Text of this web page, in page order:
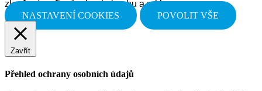
zlepšení a přizpůsobení obsahu a reklam.
NASTAVENÍ COOKIES
POVOLIT VŠE
Zavřít
Přehled ochrany osobních údajů